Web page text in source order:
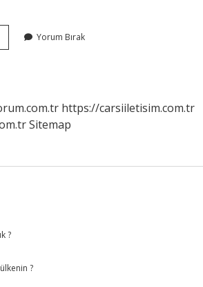
Edebiyatta Yorum Bırak
https://carsiiletisim.com.tr
Sitemap
?
?